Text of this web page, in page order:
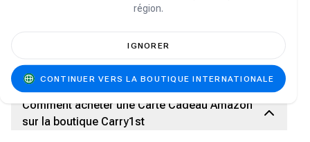
Carry1st Shop propose des cartes cadeaux Amazon
cryptomonnaies, les virements bancaires et bien
et offres spéciales régulières !
Comment acheter une Carte Cadeau Amazon
sur la boutique Carry1st
région.
IGNORER
CONTINUER VERS LA BOUTIQUE INTERNATIONALE